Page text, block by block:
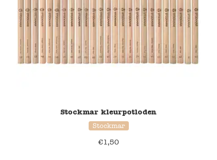
Stockmar kleurpotloden
Stockmar
€1,50